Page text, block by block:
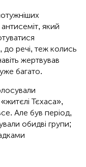
антисеміт, який
до речі, теж колись
жертвував
багато.
Тєхаса»,
Але був період,
обидві групи;